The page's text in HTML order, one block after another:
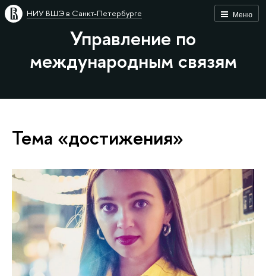
Меню
НИУ ВШЭ в Санкт-Петербурге
Управление по
международным связям
Тема «достижения»